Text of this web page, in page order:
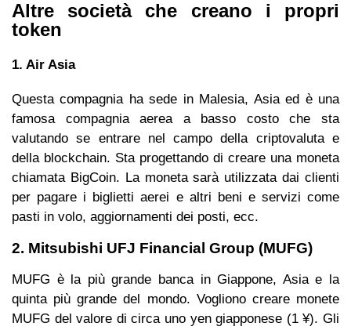
Altre società che creano i propri
token
1. Air Asia
Questa compagnia ha sede in Malesia, Asia ed è una
famosa compagnia aerea a basso costo che sta
valutando se entrare nel campo della criptovaluta e
della blockchain. Sta progettando di creare una moneta
chiamata BigCoin. La moneta sarà utilizzata dai clienti
per pagare i biglietti aerei e altri beni e servizi come
pasti in volo, aggiornamenti dei posti, ecc.
2. Mitsubishi UFJ Financial Group (MUFG)
MUFG è la più grande banca in Giappone, Asia e la
quinta più grande del mondo. Vogliono creare monete
MUFG del valore di circa uno yen giapponese (1 ¥). Gli